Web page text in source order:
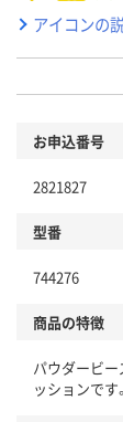
アイコンの
お申込番号
2821827
型番
744276
商品の特徴
パウダービー
ッションです。